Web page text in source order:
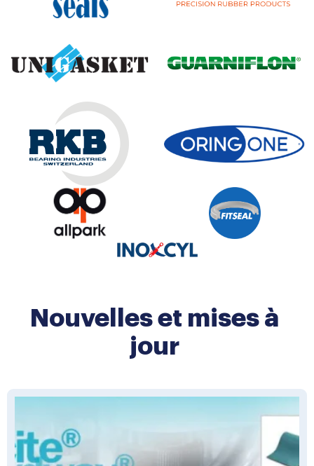
Nouvelles et mises à
jour